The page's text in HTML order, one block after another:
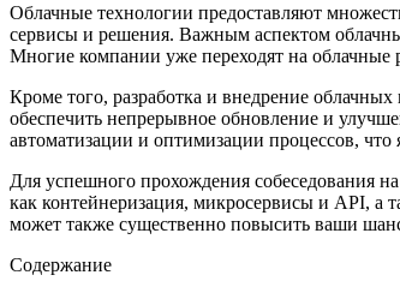
Облачные технологии предоставляют
сервисы и решения. Важным аспектом
Многие компании уже переходят на облачные
Кроме того, разработка и внедрение
обеспечить непрерывное обновление и
автоматизации и оптимизации процессов,
Для успешного прохождения собеседования
как контейнеризация, микросервисы и API,
может также существенно повысить ваши
Содержание